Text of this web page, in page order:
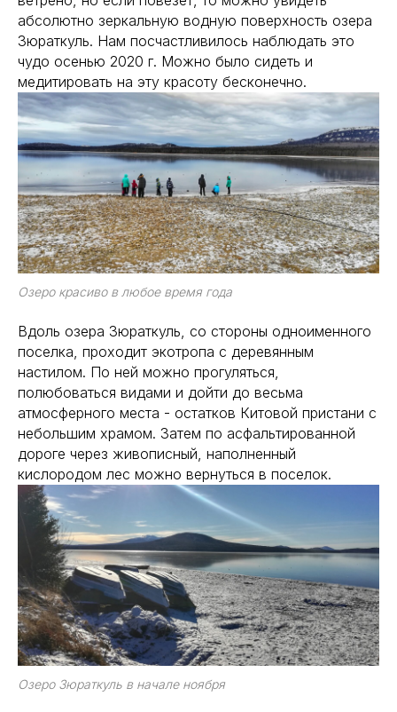
абсолютно зеркальную водную поверхность озера
Зюраткуль. Нам посчастливилось наблюдать это
чудо осенью 2020 г. Можно было сидеть и
медитировать на эту красоту бесконечно.
Озеро красиво в любое время года
Вдоль озера Зюраткуль, со стороны одноименного
поселка, проходит экотропа с деревянным
настилом. По ней можно прогуляться,
полюбоваться видами и дойти до весьма
атмосферного места - остатков Китовой пристани с
небольшим храмом. Затем по асфальтированной
дороге через живописный, наполненный
кислородом лес можно вернуться в поселок.
Озеро Зюраткуль в начале ноября